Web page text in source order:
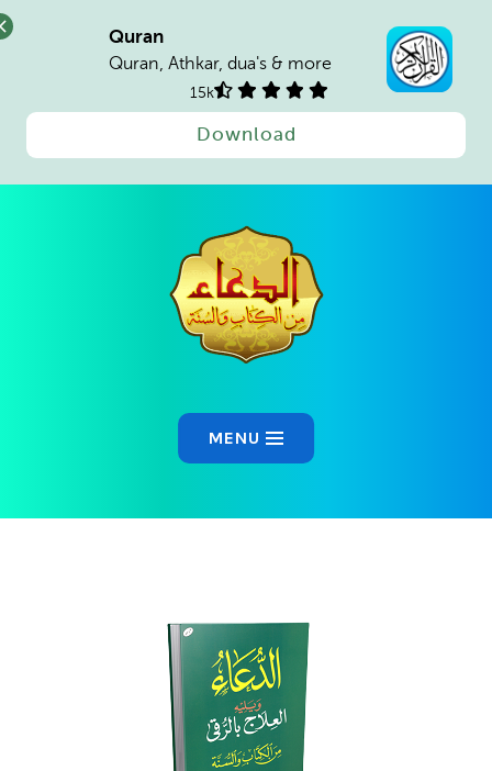
Quran
Quran, Athkar, dua's & more
15k
Download
MENU